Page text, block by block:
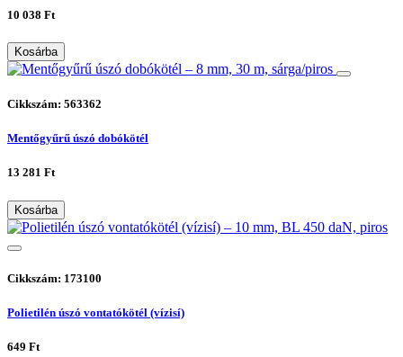
10 038 Ft
Kosárba
Cikkszám: 563362
Mentőgyűrű úszó dobókötél
13 281 Ft
Kosárba
Cikkszám: 173100
Polietilén úszó vontatókötél (vízisí)
649 Ft